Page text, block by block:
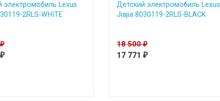
электромобиль Lexus
2RLS-WHITE
₽
₽
Детский электромобиль Lexus
Jiajia 8030119-2RLS-BLACK
18 500₽
17 771 ₽